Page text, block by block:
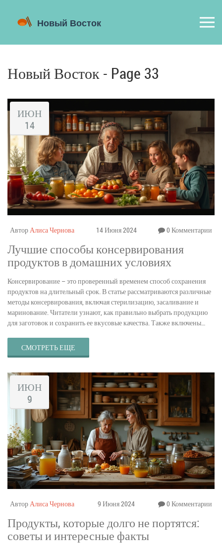
Новый Восток - Page 33
ИЮН
14
АвторАлиса Чернова 14 Июня 2024 0 Комментарии
Лучшие способы консервирования
продуктов в домашних условиях
Консервирование – это проверенный временем способ сохранения
продуктов на длительный срок. В статье рассматриваются различные
методы консервирования, включая стерилизацию, засаливание и
маринование. Читатели узнают, как правильно выбрать продукцию
для заготовок и сохранить ее вкусовые качества. Также включены
СМОТРЕТЬ ЕЩЕ
ИЮН
9
АвторАлиса Чернова 9 Июня 2024 0 Комментарии
Продукты, которые долго не портятся:
советы и интересные факты